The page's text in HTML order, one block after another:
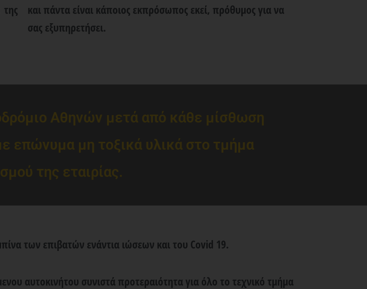
και πάντα είναι κάποιος εκπρόσωπος εκεί, πρόθυμος για να
σας εξυπηρετήσει.
Αθηνών μετά από κάθε μίσθωση
επώνυμα μη τοξικά υλικά στο τμήμα
της εταιρίας.
των επιβατών ενάντια ιώσεων και του Covid 19.
αυτοκινήτου συνιστά προτεραιότητα για όλο το τεχνικό τμήμα